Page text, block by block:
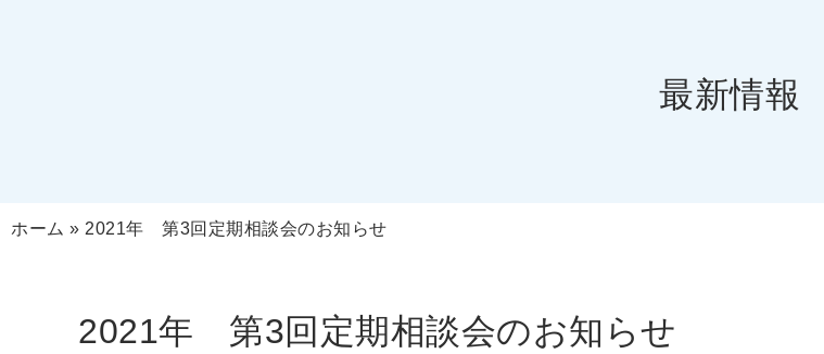
最新情報
ホーム » 2021年 第3回定期相談会のお知らせ
2021年 第3回定期相談会のお知らせ